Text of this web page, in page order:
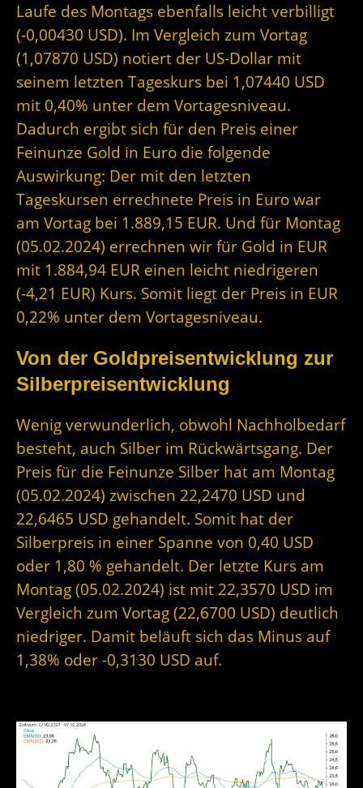
Laufe des Montags ebenfalls leicht verbilligt
(-0,00430 USD). Im Vergleich zum Vortag
(1,07870 USD) notiert der US-Dollar mit
seinem letzten Tageskurs bei 1,07440 USD
mit 0,40% unter dem Vortagesniveau.
Dadurch ergibt sich für den Preis einer
Feinunze Gold in Euro die folgende
Auswirkung: Der mit den letzten
Tageskursen errechnete Preis in Euro war
am Vortag bei 1.889,15 EUR. Und für Montag
(05.02.2024) errechnen wir für Gold in EUR
mit 1.884,94 EUR einen leicht niedrigeren
(-4,21 EUR) Kurs. Somit liegt der Preis in EUR
0,22% unter dem Vortagesniveau.
Von der Goldpreisentwicklung zur
Silberpreisentwicklung
Wenig verwunderlich, obwohl Nachholbedarf
besteht, auch Silber im Rückwärtsgang. Der
Preis für die Feinunze Silber hat am Montag
(05.02.2024) zwischen 22,2470 USD und
22,6465 USD gehandelt. Somit hat der
Silberpreis in einer Spanne von 0,40 USD
oder 1,80 % gehandelt. Der letzte Kurs am
Montag (05.02.2024) ist mit 22,3570 USD im
Vergleich zum Vortag (22,6700 USD) deutlich
niedriger. Damit beläuft sich das Minus auf
1,38% oder -0,3130 USD auf.